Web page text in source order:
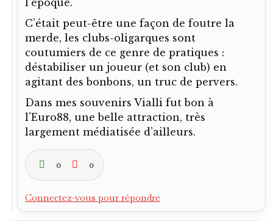
Et merci Verano
Mais çà, c’est trivial
1 0
Connectez-vous pour répondre
sainte dit :
19 décembre 2022 à 3h25
Verano encore plus que d’hab…